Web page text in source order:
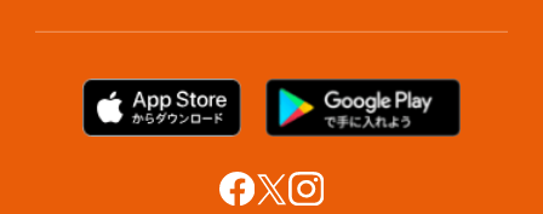
プラン診断
シューズリペア
サマリーポケットカード
お知らせ・メディア情報
お問い合わせ
法人利用をご検討の方へ